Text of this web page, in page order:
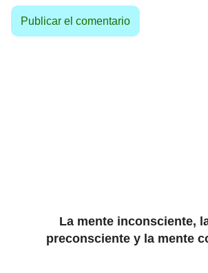
La mente inconsciente,
preconsciente y la mente